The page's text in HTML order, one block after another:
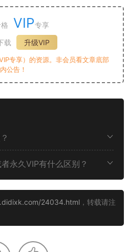
VIP专享
载
升级VIP
专享）的资源。非会员看文章底部
公告！
永久VIP有什么区别？
24034.html ，转载请注